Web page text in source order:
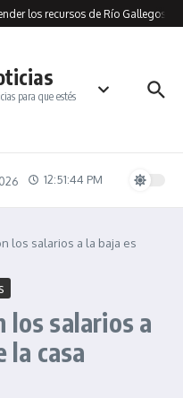
los recursos de Río Gallegos y
para que estés
12:51:45 PM
los salarios a la baja es
los salarios a
la casa